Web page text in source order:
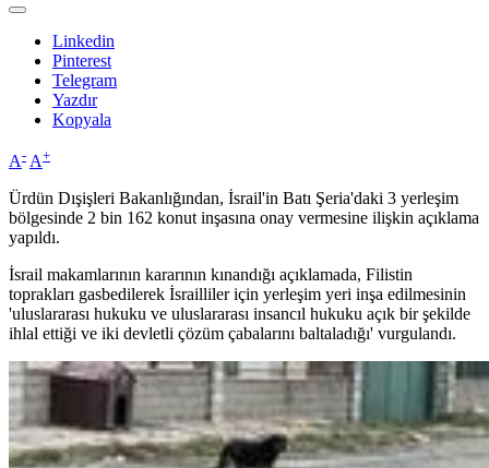
Linkedin
Pinterest
Telegram
Yazdır
Kopyala
A- A+
Ürdün Dışişleri Bakanlığından, İsrail'in Batı Şeria'daki 3 yerleşim
bölgesinde 2 bin 162 konut inşasına onay vermesine ilişkin açıklama
yapıldı.
İsrail makamlarının kararının kınandığı açıklamada, Filistin
toprakları gasbedilerek İsrailliler için yerleşim yeri inşa edilmesinin
'uluslararası hukuku ve uluslararası insancıl hukuku açık bir şekilde
ihlal ettiği ve iki devletli çözüm çabalarını baltaladığı' vurgulandı.